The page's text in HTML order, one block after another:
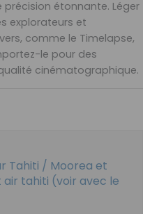
étonnante. Léger
explorateurs et
comme le Timelapse,
le pour des
cinématographique.
Tahiti / Moorea et
air tahiti (voir avec le